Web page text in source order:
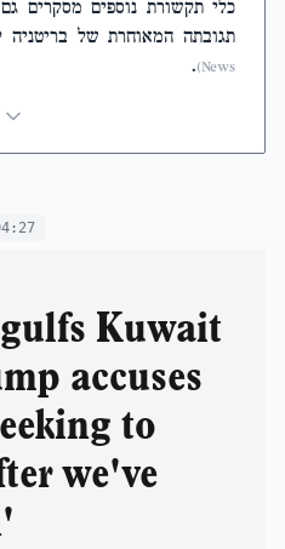
כלי תקשורת נוספים מסקרים
תגובתה המאוחרת של בריטניה
News)
.
Kuwait
accuses
to
we've